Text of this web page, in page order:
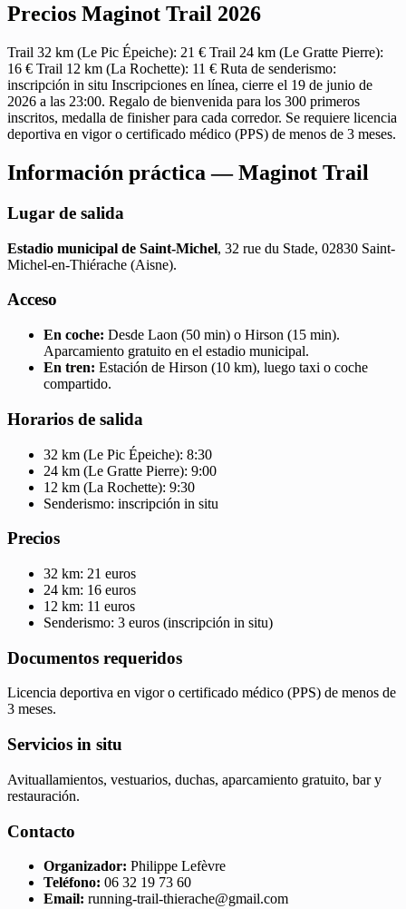
Precios Maginot Trail 2026
Trail 32 km (Le Pic Épeiche): 21 € Trail 24 km (Le Gratte Pierre):
16 € Trail 12 km (La Rochette): 11 € Ruta de senderismo:
inscripción in situ Inscripciones en línea, cierre el 19 de junio de
2026 a las 23:00. Regalo de bienvenida para los 300 primeros
inscritos, medalla de finisher para cada corredor. Se requiere licencia
deportiva en vigor o certificado médico (PPS) de menos de 3 meses.
Información práctica — Maginot Trail
Lugar de salida
Estadio municipal de Saint-Michel, 32 rue du Stade, 02830 Saint-
Michel-en-Thiérache (Aisne).
Acceso
En coche: Desde Laon (50 min) o Hirson (15 min).
Aparcamiento gratuito en el estadio municipal.
En tren: Estación de Hirson (10 km), luego taxi o coche
compartido.
Horarios de salida
32 km (Le Pic Épeiche): 8:30
24 km (Le Gratte Pierre): 9:00
12 km (La Rochette): 9:30
Senderismo: inscripción in situ
Precios
32 km: 21 euros
24 km: 16 euros
12 km: 11 euros
Senderismo: 3 euros (inscripción in situ)
Documentos requeridos
Licencia deportiva en vigor o certificado médico (PPS) de menos de
3 meses.
Servicios in situ
Avituallamientos, vestuarios, duchas, aparcamiento gratuito, bar y
restauración.
Contacto
Organizador: Philippe Lefèvre
Teléfono: 06 32 19 73 60
Email: running-trail-thierache@gmail.com